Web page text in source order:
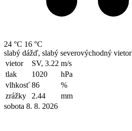
24 °C 16 °C
slabý dážď, slabý severovýchodný vietor
vietor
SV, 3.22 m/s
tlak
1020
hPa
vlhkosť 86
%
zrážky
2.44
mm
sobota 8. 8. 2026